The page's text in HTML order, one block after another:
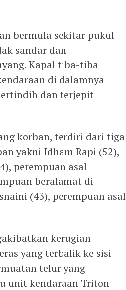
bermula sekitar pukul
sandar dan
Kapal tiba-tiba
di dalamnya
dan terjepit
korban, terdiri dari tiga
yakni Idham Rapi (52),
perempuan asal
beralamat di
(43), perempuan asal
kerugian
yang terbalik ke sisi
telur yang
unit kendaraan Triton